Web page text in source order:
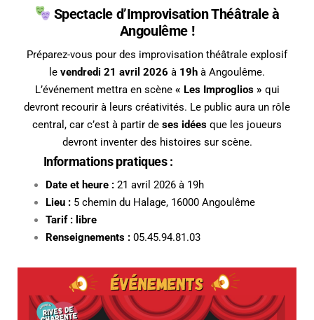
Spectacle d’Improvisation Théâtrale à
Angoulême !
Préparez-vous pour des improvisation théâtrale explosif
le vendredi 21 avril 2026 à 19h à Angoulême.
L’événement mettra en scène « Les Improglios » qui
devront recourir à leurs créativités. Le public aura un rôle
central, car c’est à partir de ses idées que les joueurs
devront inventer des histoires sur scène.
Informations pratiques :
Date et heure : 21 avril 2026 à 19h
Lieu : 5 chemin du Halage, 16000 Angoulême
Tarif : libre
Renseignements : 05.45.94.81.03